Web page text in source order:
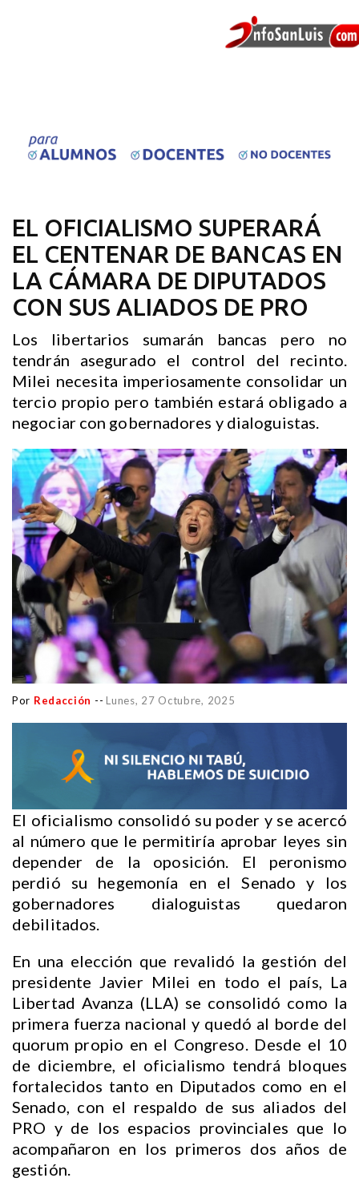
EL OFICIALISMO SUPERARÁ
EL CENTENAR DE BANCAS EN
LA CÁMARA DE DIPUTADOS
CON SUS ALIADOS DE PRO
Los libertarios sumarán bancas pero no
tendrán asegurado el control del recinto.
Milei necesita imperiosamente consolidar un
tercio propio pero también estará obligado a
negociar con gobernadores y dialoguistas.
Por Redacción -- Lunes, 27 Octubre, 2025
El oficialismo consolidó su poder y se acercó
al número que le permitiría aprobar leyes sin
depender de la oposición. El peronismo
perdió su hegemonía en el Senado y los
gobernadores dialoguistas quedaron
debilitados.
En una elección que revalidó la gestión del
presidente Javier Milei en todo el país, La
Libertad Avanza (LLA) se consolidó como la
primera fuerza nacional y quedó al borde del
quorum propio en el Congreso. Desde el 10
de diciembre, el oficialismo tendrá bloques
fortalecidos tanto en Diputados como en el
Senado, con el respaldo de sus aliados del
PRO y de los espacios provinciales que lo
acompañaron en los primeros dos años de
gestión.